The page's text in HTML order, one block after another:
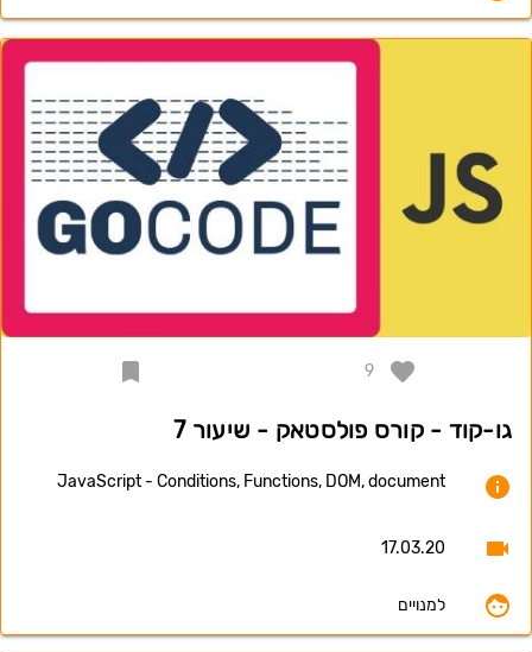
9
גו-קוד - קורס פולסטאק - שיעור 7
JavaScript - Conditions, Functions, DOM, document
17.03.20
למנויים